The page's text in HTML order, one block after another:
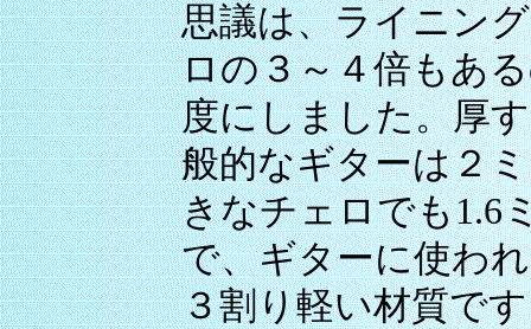
思議は、ライニン
ロの３～４倍もあ
度にしました。厚
般的なギターは２
きなチェロでも1.6
で、ギターに使わ
３割り軽い材質で